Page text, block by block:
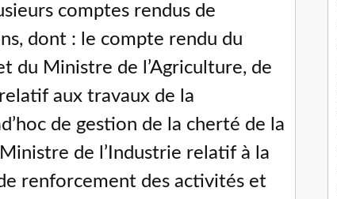
comptes rendus de
dont : le compte rendu du
du Ministre de l’Agriculture, de
relatif aux travaux de la
de gestion de la cherté de la
de l’Industrie relatif à la
renforcement des activités et